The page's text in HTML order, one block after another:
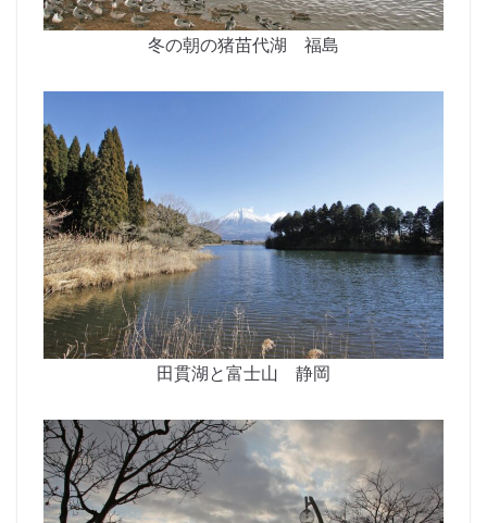
冬の朝の猪苗代湖 福島
田貫湖と富士山 静岡